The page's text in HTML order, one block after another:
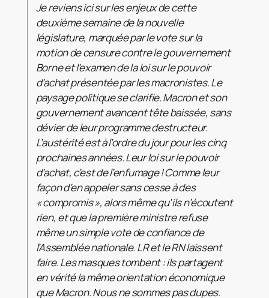
Je reviens ici sur les enjeux de cette
deuxième semaine de la nouvelle
législature, marquée par le vote sur la
motion de censure contre le gouvernement
Borne et l’examen de la loi sur le pouvoir
d’achat présentée par les macronistes. Le
paysage politique se clarifie. Macron et son
gouvernement avancent tête baissée, sans
dévier de leur programme destructeur.
L’austérité est à l’ordre du jour pour les cinq
prochaines années. Leur loi sur le pouvoir
d’achat, c’est de l’enfumage ! Comme leur
façon d’en appeler sans cesse à des
« compromis », alors même qu’ils n’écoutent
rien, et que la première ministre refuse
même un simple vote de confiance de
l’Assemblée nationale. LR et le RN laissent
faire. Les masques tombent : ils partagent
en vérité la même orientation économique
que Macron. Nous ne sommes pas dupes.